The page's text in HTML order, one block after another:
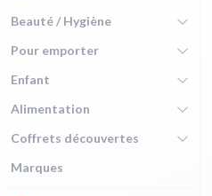
Beauté / Hygiène
Pour emporter
Enfant
Alimentation
Coffrets découvertes
Marques